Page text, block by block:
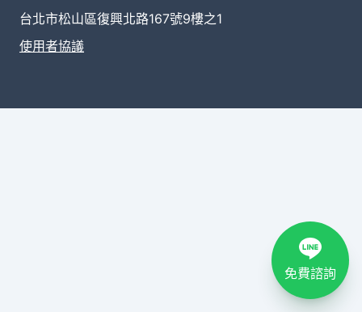
台北市松山區復興北路167號9樓之1
使用者協議
免費諮詢